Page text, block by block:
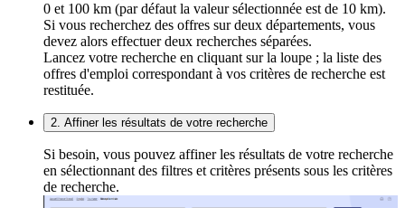
0 et 100 km (par défaut la valeur sélectionnée est de 10 km).
Si vous recherchez des offres sur deux départements, vous
devez alors effectuer deux recherches séparées.
Lancez votre recherche en cliquant sur la loupe ; la liste des
offres d'emploi correspondant à vos critères de recherche est
restituée.
2. Affiner les résultats de votre recherche
Si besoin, vous pouvez affiner les résultats de votre recherche
en sélectionnant des filtres et critères présents sous les critères
de recherche.